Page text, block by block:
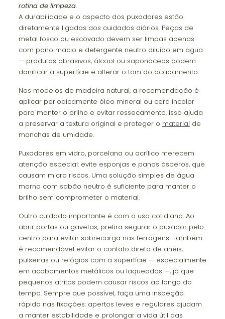
rotina de limpeza.
A durabilidade e o aspecto dos puxadores estão
diretamente ligados aos cuidados diários. Peças de
metal fosco ou escovado devem ser limpas apenas
com pano macio e detergente neutro diluído em água
— produtos abrasivos, álcool ou saponáceos podem
danificar a superfície e alterar o tom do acabamento.
Nos modelos de madeira natural, a recomendação é
aplicar periodicamente óleo mineral ou cera incolor
para manter o brilho e evitar ressecamento. Isso ajuda
a preservar a textura original e proteger o material de
manchas de umidade.
Puxadores em vidro, porcelana ou acrílico merecem
atenção especial: evite esponjas e panos ásperos, que
causam micro riscos. Uma solução simples de água
morna com sabão neutro é suficiente para manter o
brilho sem comprometer o material.
Outro cuidado importante é com o uso cotidiano. Ao
abrir portas ou gavetas, prefira segurar o puxador pelo
centro para evitar sobrecarga nas ferragens. Também
é recomendável evitar o contato direto de anéis,
pulseiras ou relógios com a superfície — especialmente
em acabamentos metálicos ou laqueados —, já que
pequenos atritos podem causar riscos ao longo do
tempo. Sempre que possível, faça uma inspeção
rápida nas fixações: apertos leves e regulares ajudam
a manter estabilidade e prolongar a vida útil das